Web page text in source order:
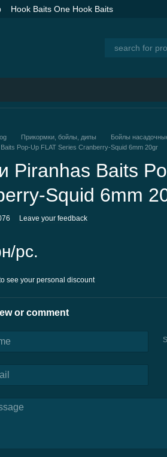
Hook Baits One Hook Baits
Прикормки, бойлы, дипы Бойлы
Pop-Up FLAT Series Cranberry-Squid 6mm 20gr
Piranhas Baits
Squid 6mm
Leave your feedback
pc.
see your personal discount
or comment